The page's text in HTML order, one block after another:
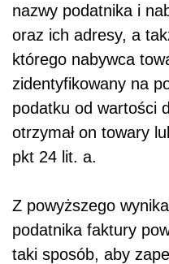
nazwy podatnika i
oraz ich adresy, a
którego nabywca
zidentyfikowany na
podatku od wartości
otrzymał on towary
pkt 24 lit. a.
Z powyższego
podatnika faktury
taki sposób, aby